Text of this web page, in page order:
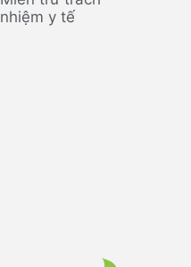
nhiệm y tế